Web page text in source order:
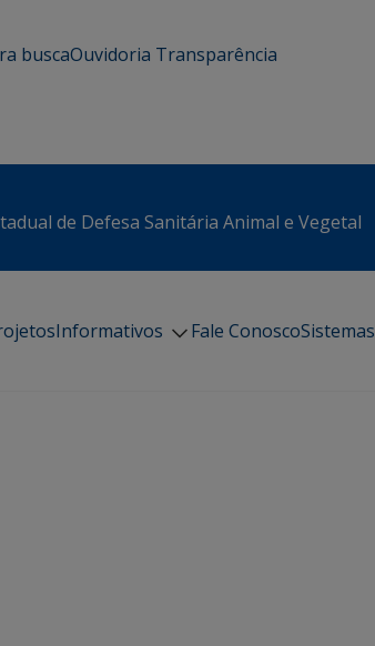
buscaOuvidoria Transparência
de Defesa Sanitária Animal e Vegetal
Informativos Fale ConoscoSistemas